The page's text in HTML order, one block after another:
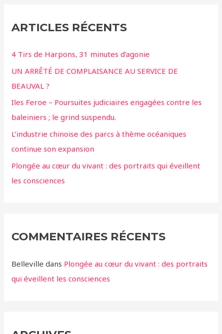
ARTICLES RÉCENTS
4 Tirs de Harpons, 31 minutes d’agonie
UN ARRÊTÉ DE COMPLAISANCE AU SERVICE DE
BEAUVAL ?
Iles Feroe – Poursuites judiciaires engagées contre les
baleiniers ; le grind suspendu.
L’industrie chinoise des parcs à thème océaniques
continue son expansion
Plongée au cœur du vivant : des portraits qui éveillent
les consciences
COMMENTAIRES RÉCENTS
Belleville dans Plongée au cœur du vivant : des portraits
qui éveillent les consciences